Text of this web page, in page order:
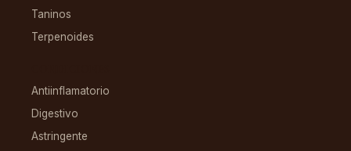
Taninos
Terpenoides
Antiinflamatorio
Digestivo
Astringente